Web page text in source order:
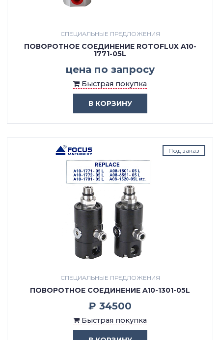
СПЕЦИАЛЬНЫЕ ПРЕДЛОЖЕНИЯ
ПОВОРОТНОЕ СОЕДИНЕНИЕ ROTOFLUX A10-
1771-05L
цена по запросу
Быстрая покупка
В КОРЗИНУ
Под заказ
СПЕЦИАЛЬНЫЕ ПРЕДЛОЖЕНИЯ
ПОВОРОТНОЕ СОЕДИНЕНИЕ A10-1301-05L
₽ 34500
Быстрая покупка